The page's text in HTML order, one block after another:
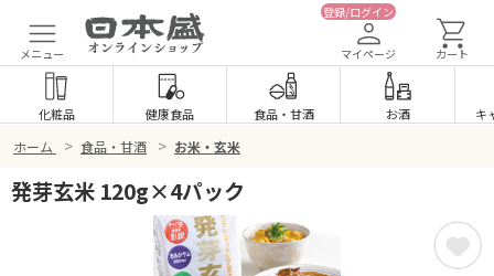
メニュー
登録/ログイン
マイページ カート
化粧品 健康食品 食品・ 甘酒 お酒 キ
ホーム > 食品・甘酒 > お米・玄米
発芽玄米 120g×4パック